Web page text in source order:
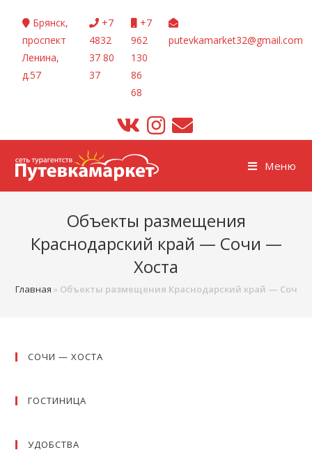
Перейти
содержимому
Брянск,
проспект
Ленина,
д.57
+7
4832
37 80
37
+7
962
130
86
68
putevkamarket32@gmail.com
Меню
Объекты размещения
Краснодарский край — Сочи —
Хоста
Главная » Объекты размещения Краснодарский край — Сочи
СОЧИ — ХОСТА
ГОСТИНИЦА
УДОБСТВА